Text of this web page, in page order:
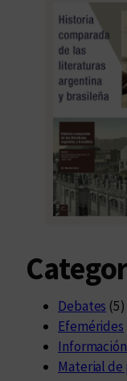
Debates (5)
Efemérides
Material de